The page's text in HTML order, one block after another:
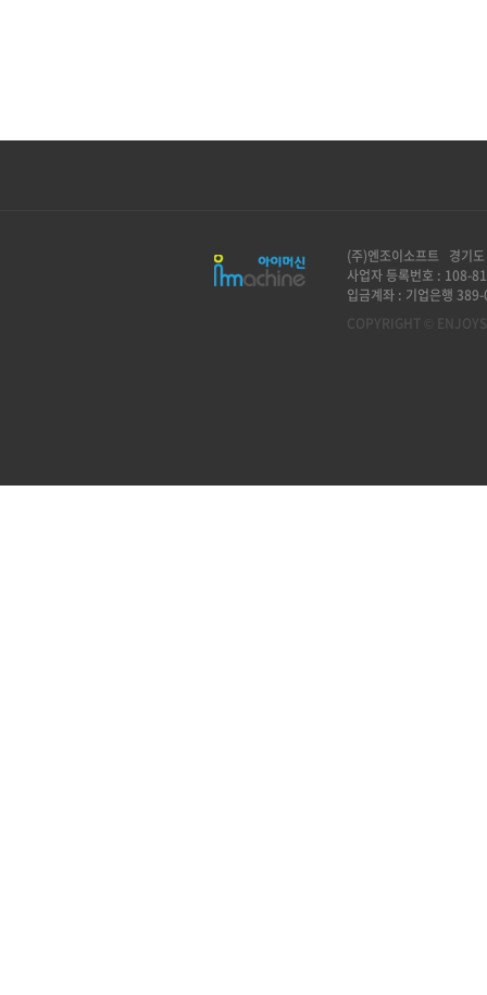
(주)엔조이소프트 경기
사업자 등록번호 : 108-
입금계좌 : 기업은행
COPYRIGHT ©